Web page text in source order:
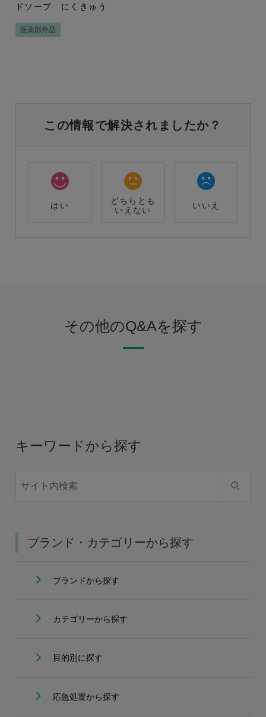
ドソープ にくきゅう
医薬部外品
この情報で解決されましたか？
はい
どちらとも
いえない
いいえ
その他のQ&Aを探す
キーワードから探す
ブランド・カテゴリーから探す
ブランドから探す
カテゴリーから探す
目的別に探す
応急処置から探す